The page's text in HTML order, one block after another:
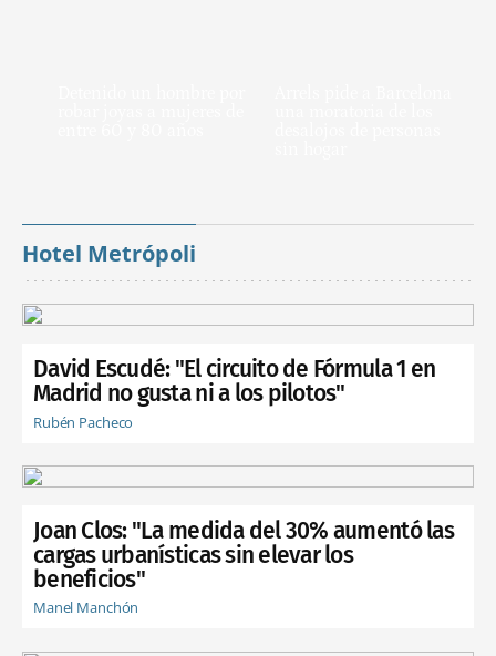
Hotel Metrópoli
David Escudé: "El circuito de Fórmula 1 en
Madrid no gusta ni a los pilotos"
Rubén Pacheco
Joan Clos: "La medida del 30% aumentó las
cargas urbanísticas sin elevar los
beneficios"
Manel Manchón